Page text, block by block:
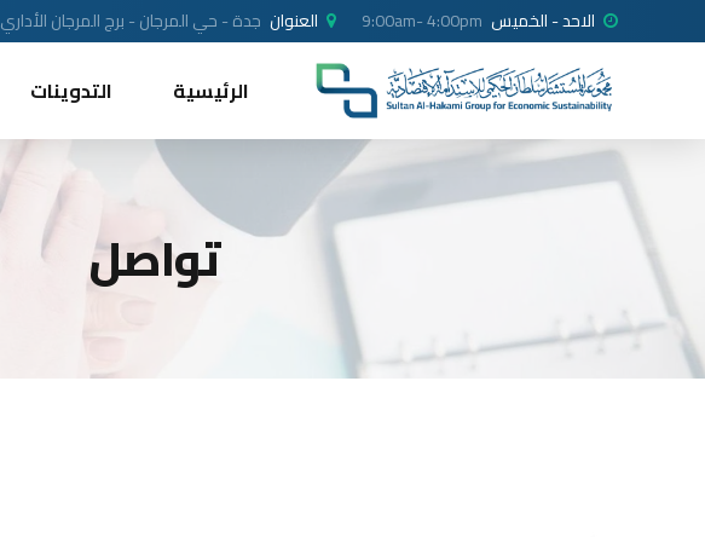
الاحد - الخميس 9:00am- 4:00pm العنوان جدة - حي المرجان - برج المرجان الأداري
الرئيسية التدوينات
تواصل